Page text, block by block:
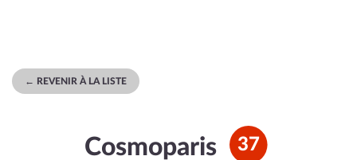
← REVENIR À LA LISTE
Cosmoparis 37